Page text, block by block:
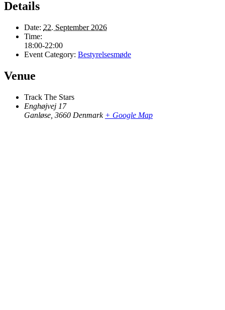
Details
Date: 22. September 2026
Time:
18:00-22:00
Event Category: Bestyrelsesmøde
Venue
Track The Stars
Enghøjvej 17
Ganløse 3660 Denmark + Google Map